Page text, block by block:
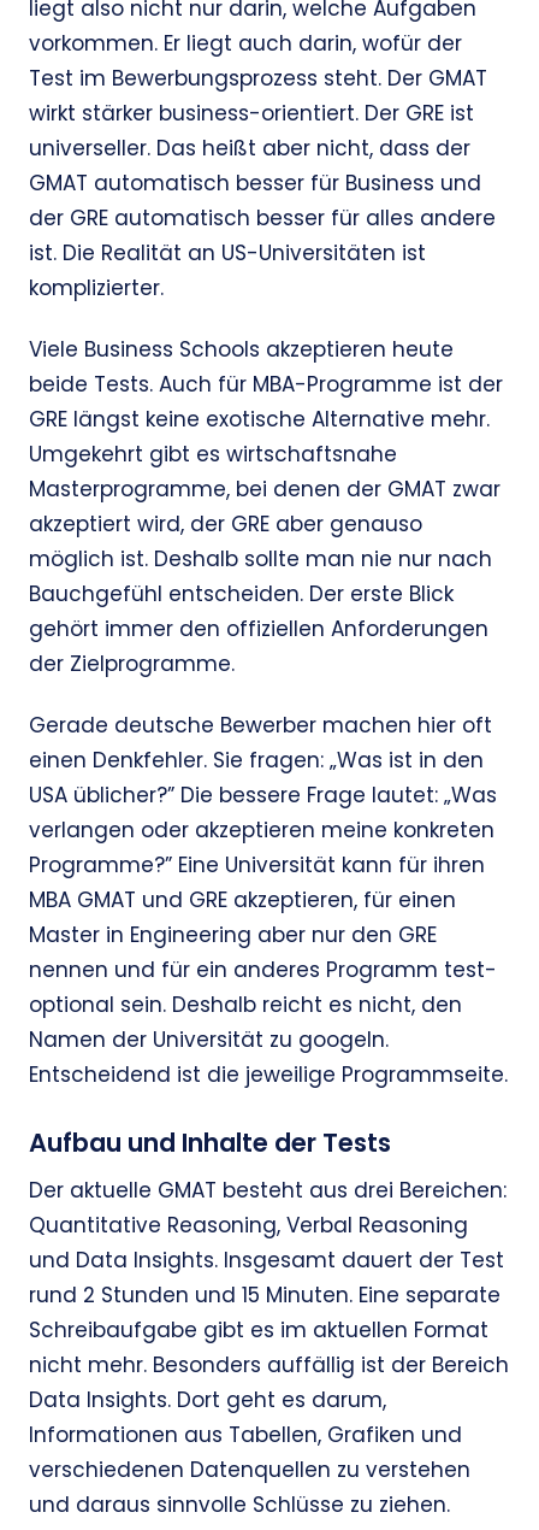
liegt also nicht nur darin, welche Aufgaben
vorkommen. Er liegt auch darin, wofür der
Test im Bewerbungsprozess steht. Der GMAT
wirkt stärker business-orientiert. Der GRE ist
universeller. Das heißt aber nicht, dass der
GMAT automatisch besser für Business und
der GRE automatisch besser für alles andere
ist. Die Realität an US-Universitäten ist
komplizierter.
Viele Business Schools akzeptieren heute
beide Tests. Auch für MBA-Programme ist der
GRE längst keine exotische Alternative mehr.
Umgekehrt gibt es wirtschaftsnahe
Masterprogramme, bei denen der GMAT zwar
akzeptiert wird, der GRE aber genauso
möglich ist. Deshalb sollte man nie nur nach
Bauchgefühl entscheiden. Der erste Blick
gehört immer den offiziellen Anforderungen
der Zielprogramme.
Gerade deutsche Bewerber machen hier oft
einen Denkfehler. Sie fragen: „Was ist in den
USA üblicher?” Die bessere Frage lautet: „Was
verlangen oder akzeptieren meine konkreten
Programme?” Eine Universität kann für ihren
MBA GMAT und GRE akzeptieren, für einen
Master in Engineering aber nur den GRE
nennen und für ein anderes Programm test-
optional sein. Deshalb reicht es nicht, den
Namen der Universität zu googeln.
Entscheidend ist die jeweilige Programmseite.
Aufbau und Inhalte der Tests
Der aktuelle GMAT besteht aus drei Bereichen:
Quantitative Reasoning, Verbal Reasoning
und Data Insights. Insgesamt dauert der Test
rund 2 Stunden und 15 Minuten. Eine separate
Schreibaufgabe gibt es im aktuellen Format
nicht mehr. Besonders auffällig ist der Bereich
Data Insights. Dort geht es darum,
Informationen aus Tabellen, Grafiken und
verschiedenen Datenquellen zu verstehen
und daraus sinnvolle Schlüsse zu ziehen.